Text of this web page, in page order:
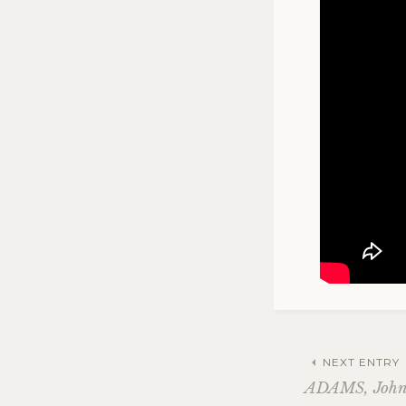
NEXT ENTRY
ADAMS, John